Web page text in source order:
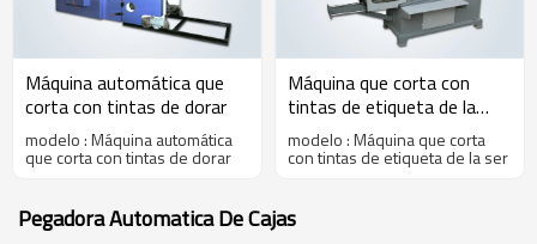
Máquina automática que
corta con tintas de dorar
modelo : Máquina automática
que corta con tintas de dorar
Máquina que corta con
tintas de etiqueta de la
serie de LPM
modelo : Máquina que corta
con tintas de etiqueta de la ser
Pegadora Automatica De Cajas